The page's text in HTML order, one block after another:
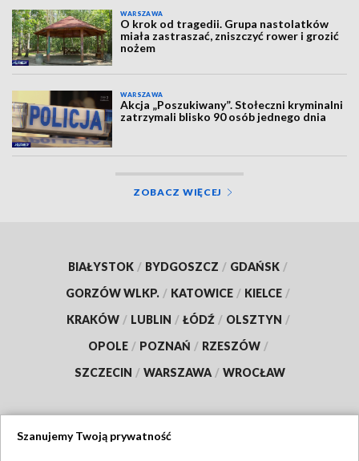
WARSZAWA
O krok od tragedii. Grupa nastolatków
miała zastraszać, zniszczyć rower i grozić
nożem
WARSZAWA
Akcja „Poszukiwany”. Stołeczni kryminalni
zatrzymali blisko 90 osób jednego dnia
ZOBACZ WIĘCEJ
BIAŁYSTOK / BYDGOSZCZ / GDAŃSK /
GORZÓW WLKP. / KATOWICE / KIELCE /
KRAKÓW / LUBLIN / ŁÓDŹ / OLSZTYN /
OPOLE / POZNAŃ / RZESZÓW /
SZCZECIN / WARSZAWA / WROCŁAW
Szanujemy Twoją prywatność